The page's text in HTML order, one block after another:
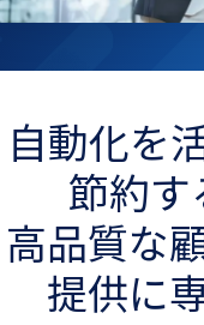
自動化を​
節約す
高品質な​
提供に​